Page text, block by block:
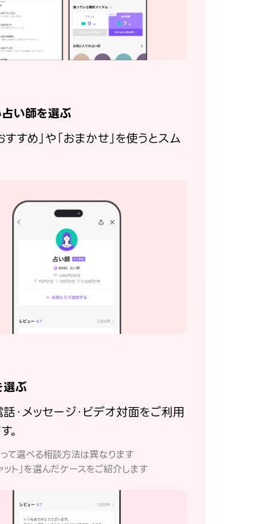
い師を選ぶ
すすめ」や「おまかせ」を使うとスム
ぶ
話・メッセージ・ビデオ対面をご利用
。
て選べる相談方法は異なります
ト」を選んだケースをご紹介します